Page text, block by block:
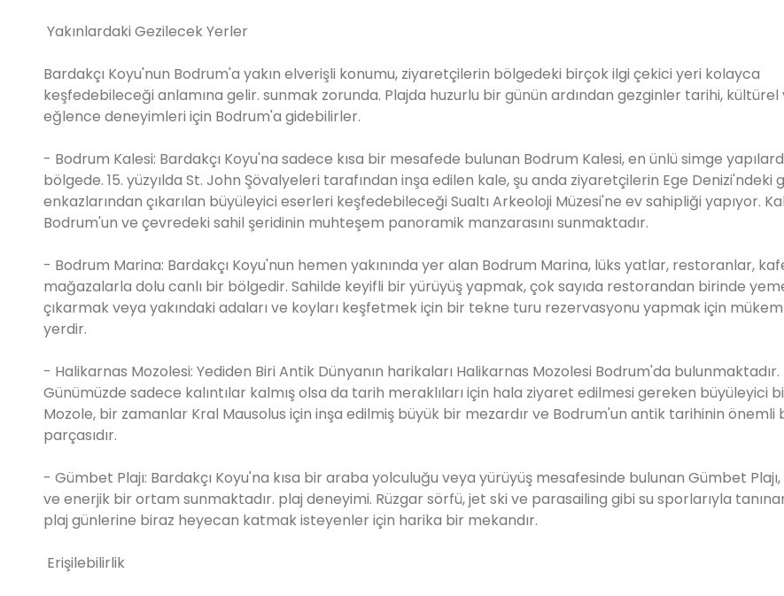
Yakınlardaki Gezilecek Yerler
Bardakçı Koyu'nun Bodrum'a yakın elverişli konumu, ziyaretçilerin bölgedeki birçok ilgi çekici yeri kolayca
keşfedebileceği anlamına gelir. sunmak zorunda. Plajda huzurlu bir günün ardından gezginler tarihi, kültürel
eğlence deneyimleri için Bodrum'a gidebilirler.
- Bodrum Kalesi: Bardakçı Koyu'na sadece kısa bir mesafede bulunan Bodrum Kalesi, en ünlü simge
bölgede. 15. yüzyılda St. John Şövalyeleri tarafından inşa edilen kale, şu anda ziyaretçilerin Ege Denizi'ndeki
enkazlarından çıkarılan büyüleyici eserleri keşfedebileceği Sualtı Arkeoloji Müzesi'ne ev sahipliği yapıyor.
Bodrum'un ve çevredeki sahil şeridinin muhteşem panoramik manzarasını sunmaktadır.
- Bodrum Marina: Bardakçı Koyu'nun hemen yakınında yer alan Bodrum Marina, lüks yatlar, restoranlar,
mağazalarla dolu canlı bir bölgedir. Sahilde keyifli bir yürüyüş yapmak, çok sayıda restorandan birinde
çıkarmak veya yakındaki adaları ve koyları keşfetmek için bir tekne turu rezervasyonu yapmak için
yerdir.
- Halikarnas Mozolesi: Yediden Biri Antik Dünyanın harikaları Halikarnas Mozolesi Bodrum'da bulunmaktadır.
Günümüzde sadece kalıntılar kalmış olsa da tarih meraklıları için hala ziyaret edilmesi gereken büyüleyici
Mozole, bir zamanlar Kral Mausolus için inşa edilmiş büyük bir mezardır ve Bodrum'un antik tarihinin önemli
parçasıdır.
- Gümbet Plajı: Bardakçı Koyu'na kısa bir araba yolculuğu veya yürüyüş mesafesinde bulunan Gümbet Plajı,
ve enerjik bir ortam sunmaktadır. plaj deneyimi. Rüzgar sörfü, jet ski ve parasailing gibi su sporlarıyla
plaj günlerine biraz heyecan katmak isteyenler için harika bir mekandır.
Erişilebilirlik